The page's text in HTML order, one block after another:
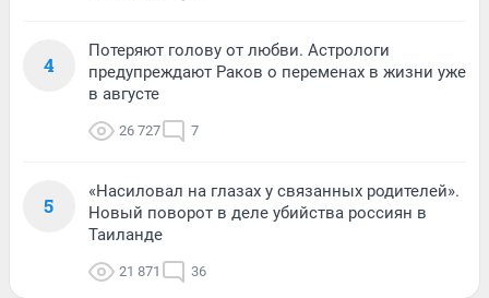
4
Потеряют голову от любви. Астрологи
предупреждают Раков о переменах в жизни уже
в августе
26 727 7
5
«Насиловал на глазах у связанных родителей».
Новый поворот в деле убийства россиян в
Таиланде
21 871 36